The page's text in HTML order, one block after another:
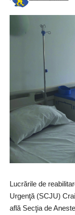
Lucrările de
Urgenţă (SCJU)
află Secţia de